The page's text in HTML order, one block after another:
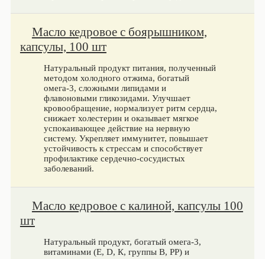
Масло кедровое с боярышником,
капсулы, 100 шт
Натуральный продукт питания, полученный
методом холодного отжима, богатый
омега-3, сложными липидами и
флавоновыми гликозидами. Улучшает
кровообращение, нормализует ритм сердца,
снижает холестерин и оказывает мягкое
успокаивающее действие на нервную
систему. Укрепляет иммунитет, повышает
устойчивость к стрессам и способствует
профилактике сердечно-сосудистых
заболеваний.
Масло кедровое с калиной, капсулы 100
шт
Натуральный продукт, богатый омега-3,
витаминами (Е, D, К, группы В, РР) и